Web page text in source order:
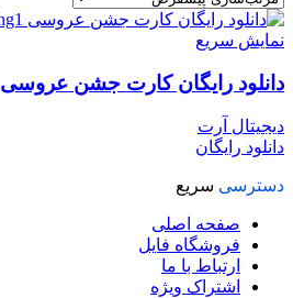
نمایش سریع
دانلود رایگان کارت جشن عروسی corel.wedding1
دیجیتال آرت
دانلود رایگان
دسترسی سریع
صفحه اصلی
فروشگاه فایل
ارتباط با ما
اشتراک ویژه